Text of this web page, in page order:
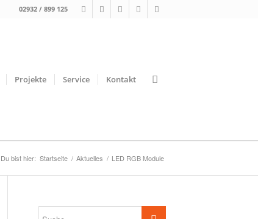
02932 / 899 125
Projekte Service Kontakt
Du bist hier: Startseite / Aktuelles / LED RGB Module